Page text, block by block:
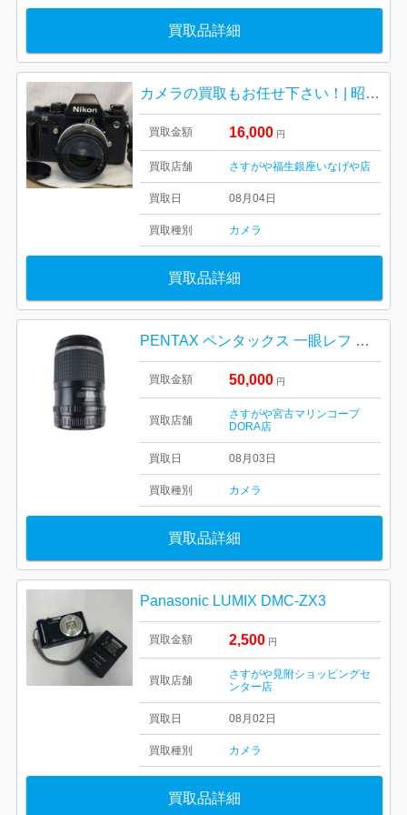
買取品詳細
カメラの買取もお任せ下さい！| 昭島市中神町| Nicon F3 ニコン一眼レフカメラ
買取金額 16,000 円
買取店舗 さすがや福生銀座いなげや店
買取日 08月04日
買取種別 カメラ
買取品詳細
PENTAX ペンタックス 一眼レフ 単焦点レンズ
買取金額 50,000 円
買取店舗
さすがや宮古マリンコープ
DORA店
買取日 08月03日
買取種別 カメラ
買取品詳細
Panasonic LUMIX DMC-ZX3
買取金額 2,500 円
買取店舗
さすがや見附ショッピングセ
ンター店
買取日 08月02日
買取種別 カメラ
買取品詳細